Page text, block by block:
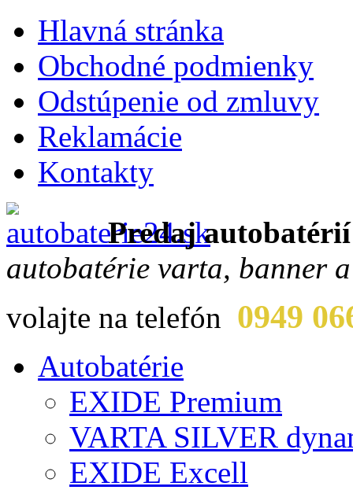
Hlavná stránka
Obchodné podmienky
Odstúpenie od zmluvy
Reklamácie
Kontakty
Predaj
autobatérie varta, banner
volajte na telefón 0949
Autobatérie
EXIDE Premium
VARTA SILVER
EXIDE Excell